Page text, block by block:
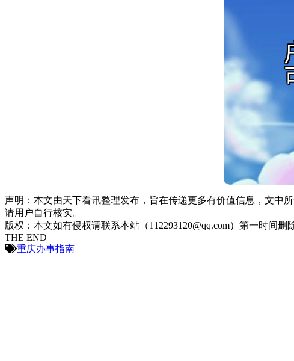
声明：本文由天下看讯整理发布，旨在传递更多有价值信息，文中
请用户自行核实。
版权：本文如有侵权请联系本站（112293120@qq.com）第一时间删
THE END
重庆办事指南